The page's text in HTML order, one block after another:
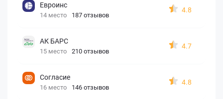
Евроинс
14 место 187 отзывов
4.8
АК БАРС
15 место 210 отзывов
4.7
Согласие
16 место 146 отзывов
4.8